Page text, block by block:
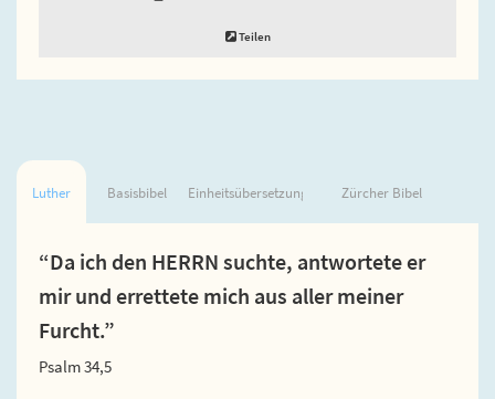
Teilen
Luther Basisbibel Einheitsübersetzung Zürcher Bibel
“Da ich den HERRN suchte, antwortete er
mir und errettete mich aus aller meiner
Furcht.”
Psalm 34,5